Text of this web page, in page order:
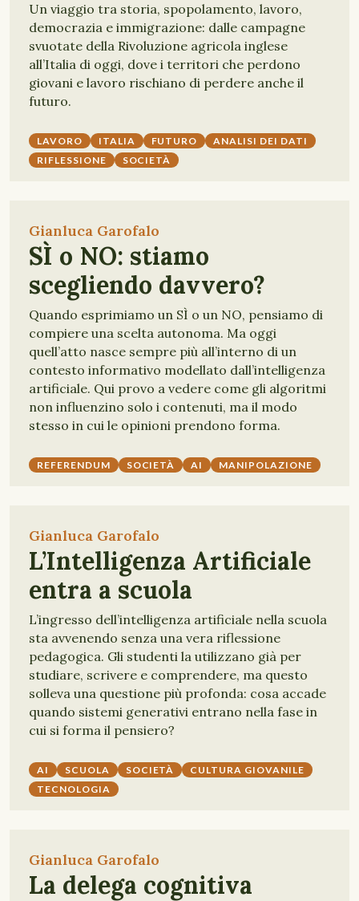
Un viaggio tra storia, spopolamento, lavoro,
democrazia e immigrazione: dalle campagne
svuotate della Rivoluzione agricola inglese
all’Italia di oggi, dove i territori che perdono
giovani e lavoro rischiano di perdere anche il
futuro.
LAVORO ITALIA FUTURO
ANALISI DEI DATI
RIFLESSIONE
SOCIETÀ
Gianluca Garofalo
SÌ o NO: stiamo
scegliendo davvero?
Quando esprimiamo un SÌ o un NO, pensiamo di
compiere una scelta autonoma. Ma oggi
quell’atto nasce sempre più all’interno di un
contesto informativo modellato dall’intelligenza
artificiale. Qui provo a vedere come gli algoritmi
non influenzino solo i contenuti, ma il modo
stesso in cui le opinioni prendono forma.
REFERENDUM SOCIETÀ AI MANIPOLAZIONE
Gianluca Garofalo
L’Intelligenza Artificiale
entra a scuola
L’ingresso dell’intelligenza artificiale nella scuola
sta avvenendo senza una vera riflessione
pedagogica. Gli studenti la utilizzano già per
studiare, scrivere e comprendere, ma questo
solleva una questione più profonda: cosa accade
quando sistemi generativi entrano nella fase in
cui si forma il pensiero?
AI SCUOLA SOCIETÀ
CULTURA GIOVANILE
TECNOLOGIA
Gianluca Garofalo
La delega cognitiva